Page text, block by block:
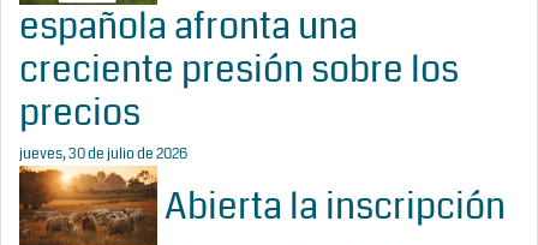
española afronta una
creciente presión sobre los
precios
jueves, 30 de julio de 2026
Abierta la inscripción